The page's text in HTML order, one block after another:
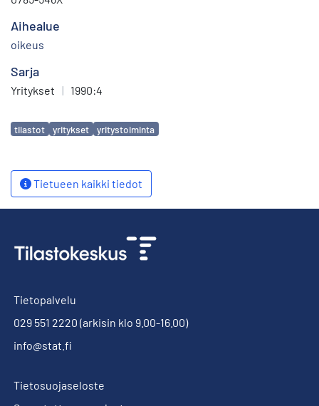
Aihealue
oikeus
Sarja
Yritykset | 1990:4
Avainsanat
tilastot yritykset yritystoiminta
Tietueen kaikki tiedot
Tietopalvelu
029 551 2220 (arkisin klo 9.00-16.00)
info@stat.fi
Tietosuojaseloste